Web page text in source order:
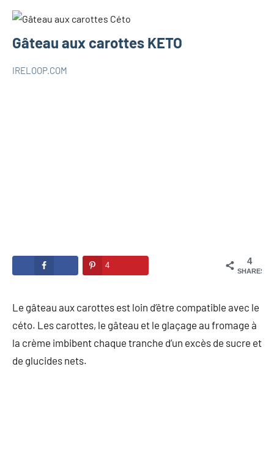
Gâteau aux carottes KETO
IRELOOP.COM
4
SHARES
4
Le gâteau aux carottes est loin d’être compatible avec le
céto. Les carottes, le gâteau et le glaçage au fromage à
la crème imbibent chaque tranche d’un excès de sucre et
de glucides nets.